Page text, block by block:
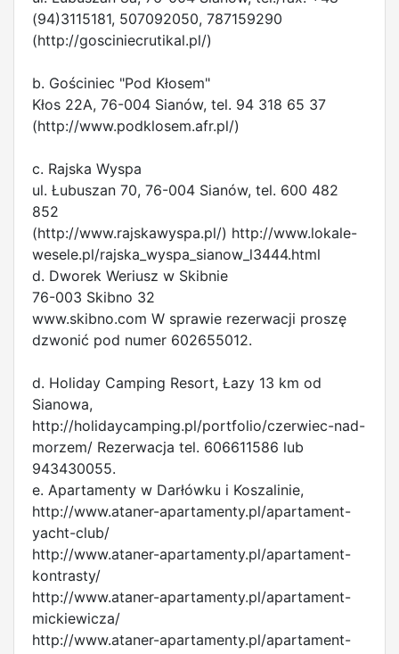
(94)3115181, 507092050, 787159290
(http://gosciniecrutikal.pl/)
b. Gościniec "Pod Kłosem"
Kłos 22A, 76-004 Sianów, tel. 94 318 65 37
(http://www.podklosem.afr.pl/)
c. Rajska Wyspa
ul. Łubuszan 70, 76-004 Sianów, tel. 600 482
852
(http://www.rajskawyspa.pl/) http://www.lokale-
wesele.pl/rajska_wyspa_sianow_l3444.html
d. Dworek Weriusz w Skibnie
76-003 Skibno 32
www.skibno.com W sprawie rezerwacji proszę
dzwonić pod numer 602655012.
d. Holiday Camping Resort, Łazy 13 km od
Sianowa,
http://holidaycamping.pl/portfolio/czerwiec-nad-
morzem/ Rezerwacja tel. 606611586 lub
943430055.
e. Apartamenty w Darłówku i Koszalinie,
http://www.ataner-apartamenty.pl/apartament-
yacht-club/
http://www.ataner-apartamenty.pl/apartament-
kontrasty/
http://www.ataner-apartamenty.pl/apartament-
mickiewicza/
http://www.ataner-apartamenty.pl/apartament-